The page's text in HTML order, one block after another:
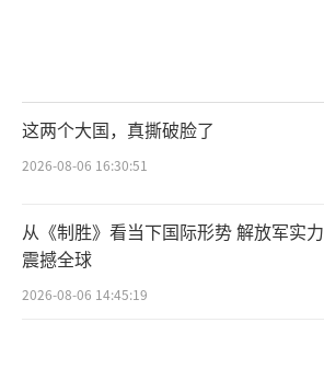
这两个大国，真撕破脸了
2026-08-06 16:30:51
从《制胜》看当下国际形势 解放军实力
震撼全球
2026-08-06 14:45:19